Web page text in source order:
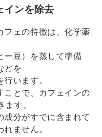
インを除去
フェの特徴は、化学薬
ー豆）を蒸して準備
どを
います。
ことで、カフェインの
す。
成分がすでに含まれて
ません。